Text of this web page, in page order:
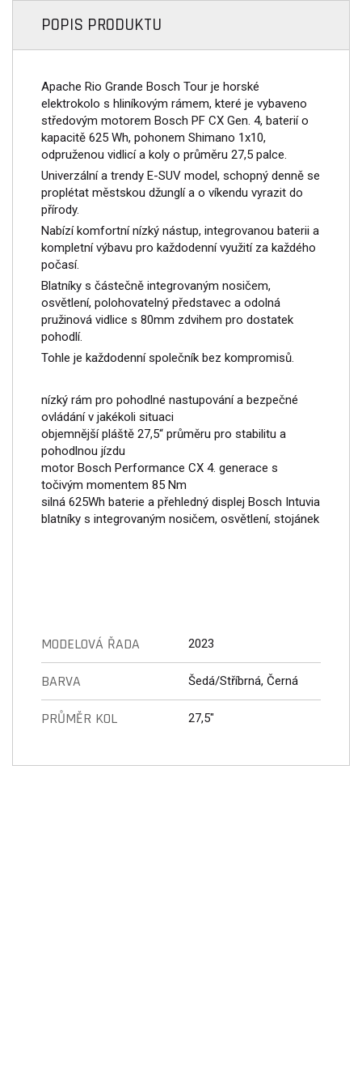
POPIS PRODUKTU
Apache Rio Grande Bosch Tour je horské
elektrokolo s hliníkovým rámem, které je vybaveno
středovým motorem Bosch PF CX Gen. 4, baterií o
kapacitě 625 Wh, pohonem Shimano 1x10,
odpruženou vidlicí a koly o průměru 27,5 palce.
Univerzální a trendy E-SUV model, schopný denně se
proplétat městskou džunglí a o víkendu vyrazit do
přírody.
Nabízí komfortní nízký nástup, integrovanou baterii a
kompletní výbavu pro každodenní využití za každého
počasí.
Blatníky s částečně integrovaným nosičem,
osvětlení, polohovatelný představec a odolná
pružinová vidlice s 80mm zdvihem pro dostatek
pohodlí.
Tohle je každodenní společník bez kompromisů.
nízký rám pro pohodlné nastupování a bezpečné
ovládání v jakékoli situaci
objemnější pláště 27,5“ průměru pro stabilitu a
pohodlnou jízdu
motor Bosch Performance CX 4. generace s
točivým momentem 85 Nm
silná 625Wh baterie a přehledný displej Bosch Intuvia
blatníky s integrovaným nosičem, osvětlení, stojánek
MODELOVÁ ŘADA 2023
BARVA Šedá/Stříbrná, Černá
PRŮMĚR KOL 27,5"